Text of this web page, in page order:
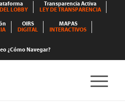
LOBBY
Transparencia Activa
LEY DE TRANSPARENCIA
OIRS
DIGITAL
MAPAS
INTERACTIVOS
¿Cómo Navegar?